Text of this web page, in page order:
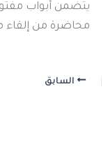
يتضمن أبواب
محاضرة من إلقاء
السابق